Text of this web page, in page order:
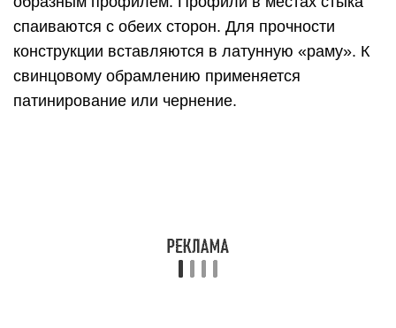
спаиваются с обеих сторон. Для прочности
конструкции вставляются в латунную «раму». К
свинцовому обрамлению применяется
патинирование или чернение.